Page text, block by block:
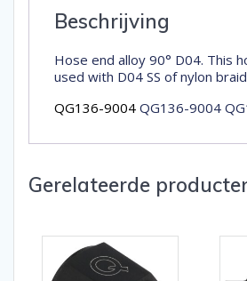
Beschrijving
Hose end alloy 90° D04. This
used with D04 SS of nylon
QG136-9004 QG136-9004
Gerelateerde